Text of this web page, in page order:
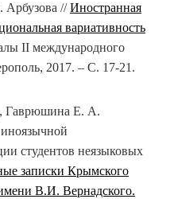
Арбузова //Иностранная
вариативность
II международного
2017. – С. 17-21.
Гаврюшина Е. А.
студентов неязыковых
записки Крымского
В.И. Вернадского.